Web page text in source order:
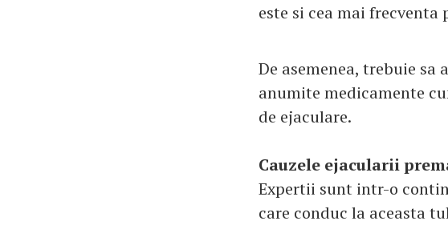
este si cea mai
De asemenea, trebuie
anumite medicamente
de ejaculare.
Cauzele ejacularii
Expertii sunt intr-o
care conduc la aceasta